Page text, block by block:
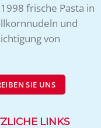
frische Pasta in
und
von
SIE UNS
LINKS